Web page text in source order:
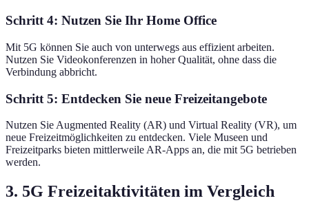
Schritt 4: Nutzen Sie Ihr Home Office
Mit 5G können Sie auch von unterwegs aus effizient arbeiten.
Nutzen Sie Videokonferenzen in hoher Qualität, ohne dass die
Verbindung abbricht.
Schritt 5: Entdecken Sie neue Freizeitangebote
Nutzen Sie Augmented Reality (AR) und Virtual Reality (VR), um
neue Freizeitmöglichkeiten zu entdecken. Viele Museen und
Freizeitparks bieten mittlerweile AR-Apps an, die mit 5G betrieben
werden.
3. 5G Freizeitaktivitäten im Vergleich